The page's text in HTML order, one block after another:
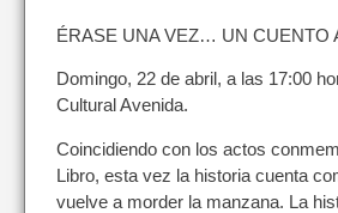
ÉRASE UNA VEZ… UN CUENTO
Domingo, 22 de abril, a las 17:00
Cultural Avenida.
Coincidiendo con los actos
Libro, esta vez la historia cuenta
vuelve a morder la manzana. La